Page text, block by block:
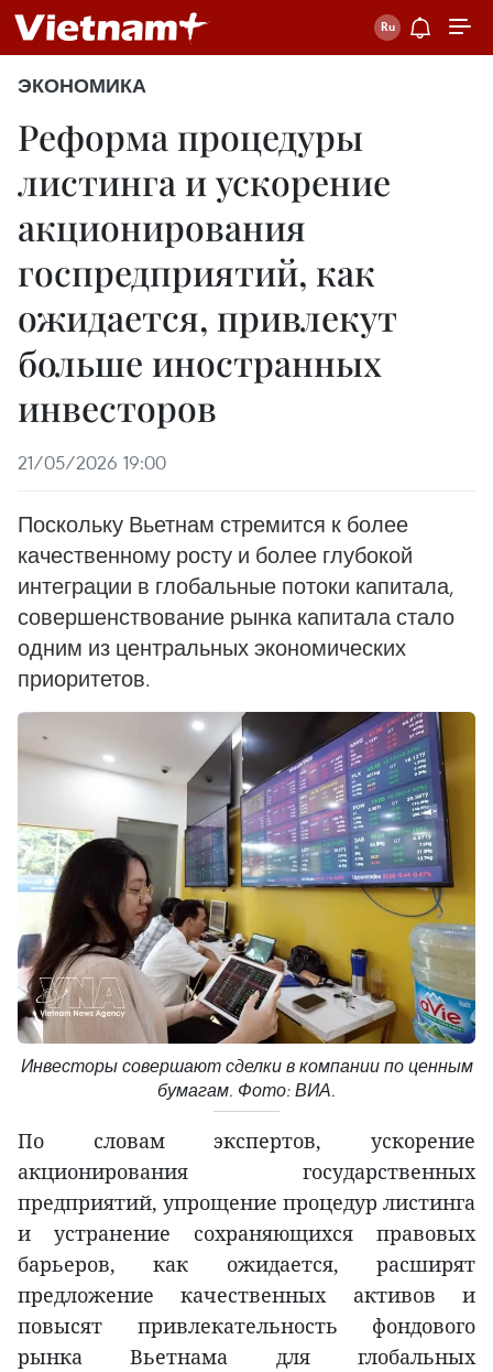
ЭКОНОМИКА
Реформа процедуры
листинга и ускорение
акционирования
госпредприятий, как
ожидается, привлекут
больше иностранных
инвесторов
21/05/2026 19:00
Поскольку Вьетнам стремится к более
качественному росту и более глубокой
интеграции в глобальные потоки капитала,
совершенствование рынка капитала стало
одним из центральных экономических
приоритетов.
Инвесторы совершают сделки в компании по ценным
бумагам. Фото: ВИА.
По словам экспертов, ускорение
акционирования государственных
предприятий, упрощение процедур листинга
и устранение сохраняющихся правовых
барьеров, как ожидается, расширят
предложение качественных активов и
повысят привлекательность фондового
рынка Вьетнама для глобальных